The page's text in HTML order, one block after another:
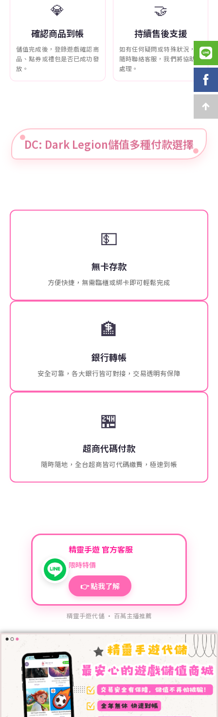
💎
確認商品到帳
儲值完成後，登錄遊戲確認商
品、點券或禮包是否已成功發
放。
🤝
持續售後支援
如有任何疑問或特殊狀況，可
隨時聯絡客服，我們將協助您
處理。
DC: Dark Legion儲值多種付款選擇
💵
無卡存款
方便快捷，無需臨櫃或綁卡即可輕鬆完成
🏦
銀行轉帳
安全可靠，各大銀行皆可對接，交易透明有保障
🏪
超商代碼付款
隨時隨地，全台超商皆可代碼繳費，極速到帳
精靈手遊 官方客服
限時特價
👉 點我了解
精靈手遊代儲 · 百萬主播推薦